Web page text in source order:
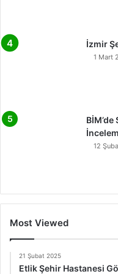
İzmir
1 Mart
12
Most Viewed
21 Şubat 2025
Etlik Şehir Hastanesi